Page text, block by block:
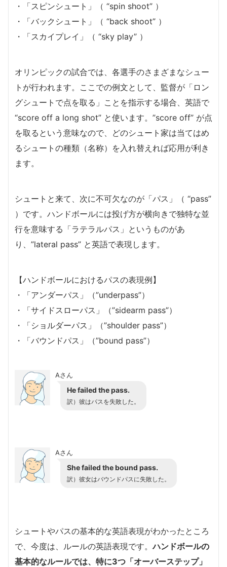
・「スピンシュート」（ “spin shoot” ）
・「バックシュート」（ “back shoot” ）
・「スカイプレイ」（ “sky play” ）
オリンピックの試合では、各選手のさまざまなシュー
トが行われます。ここでの例文として、監督が「ロン
グシュートで点を取る」ことを指示する場合、英語で
“score off a long shot” と使います。”score off” が点
を取るという意味なので、どのシュート家は当てはめ
るシュートの種類（名称）を入れ替えれば応用が利き
ます。
シュートと来て、次に不可欠なのが「パス」（ “pass”
）です。ハンドボールには投げ方が横向きで独特な並
行を意味する「ラテラルパス」というものがあ
り、”lateral pass” と英語で表現します。
【ハンドボールにおけるパスの表現例】
・「アンダーパス」（”underpass”）
・「サイドスローパス」（”sidearm pass”）
・「ショルダーパス」（”shoulder pass”）
・「バウンドパス」（”bound pass”）
Aさん
He failed the pass.
訳）彼はパスを失敗した。
Aさん
She failed the bound pass.
訳）彼女はバウンドパスに失敗した。
シュートやパスの基本的な英語表現がわかったところ
で、今度は、ルールの英語表現です。ハンドボールの
基本的なルールでは、特に3つ「オーバーステップ」